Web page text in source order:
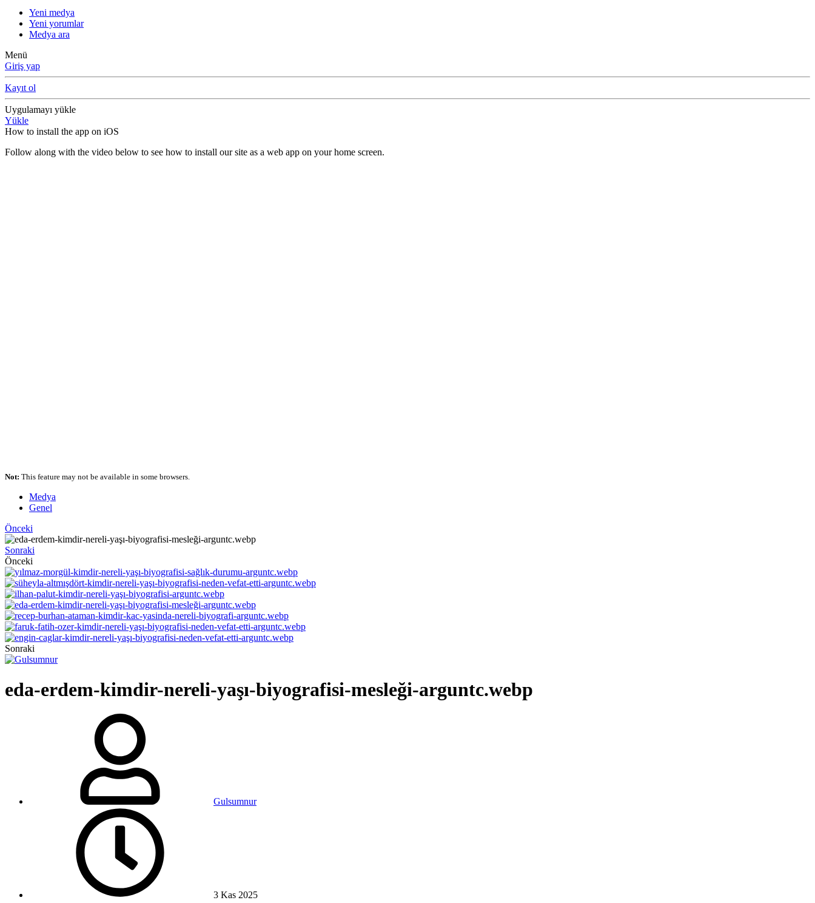
Yeni medya
Yeni yorumlar
Medya ara
Menü
Giriş yap
Kayıt ol
Uygulamayı yükle
Yükle
How to install the app on iOS
Follow along with the video below to see how to install our site as a web app on your home screen.
Not: This feature may not be available in some browsers.
Medya
Genel
Önceki
Sonraki
Önceki
Sonraki
eda-erdem-kimdir-nereli-yaşı-biyografisi-mesleği-arguntc.webp
Gulsumnur
3 Kas 2025